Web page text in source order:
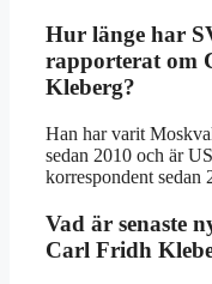
Hur länge har
rapporterat om
Kleberg?
Han har varit
sedan 2010 och är
korrespondent sedan
Vad är senaste
Carl Fridh